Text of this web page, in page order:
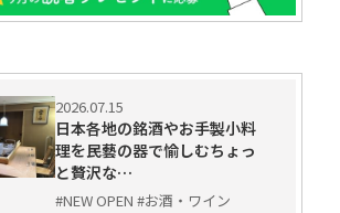
2026.07.15
日本各地の銘酒やお手製小料
理を民藝の器で愉しむちょっ
と贅沢な…
#NEW OPEN #お酒・ワイン